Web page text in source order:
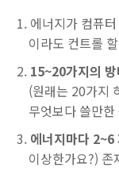
에너지가 컴퓨
이라도 컨트롤
15~20가지의
(원래는 20가지
무엇보다 쓸만
에너지마다 2~6
이상한가요?) 존